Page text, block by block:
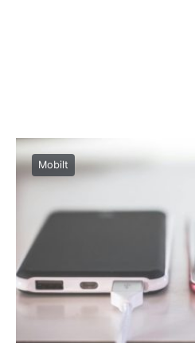
Mobilt